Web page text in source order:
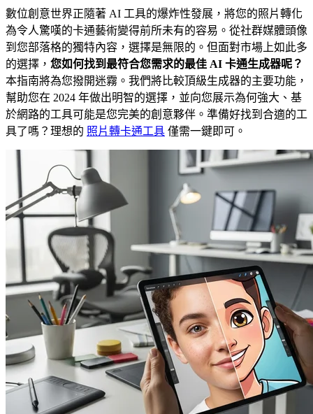
數位創意世界正隨著 AI 工具的爆炸性發展，將您的照片轉化
為令人驚嘆的卡通藝術變得前所未有的容易。從社群媒體頭像
到您部落格的獨特內容，選擇是無限的。但面對市場上如此多
的選擇， 您如何找到最符合您需求的最佳 AI 卡通生成器呢？
本指南將為您撥開迷霧。我們將比較頂級生成器的主要功能，
幫助您在 2024 年做出明智的選擇，並向您展示為何強大、基
於網路的工具可能是您完美的創意夥伴。準備好找到合適的工
具了嗎？理想的 照片轉卡通工具 僅需一鍵即可。